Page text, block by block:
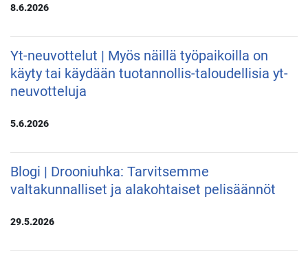
8.6.2026
Yt-neuvottelut | Myös näillä työpaikoilla on
käyty tai käydään tuotannollis-taloudellisia yt-
neuvotteluja
5.6.2026
Blogi | Drooniuhka: Tarvitsemme
valtakunnalliset ja alakohtaiset pelisäännöt
29.5.2026